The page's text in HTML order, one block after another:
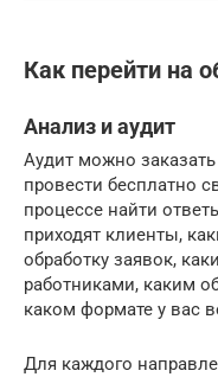
Как перейти на
Анализ и аудит
Аудит можно
провести бесплатно
процессе найти
приходят клиенты,
обработку заявок,
работниками, каким
каком формате у вас
Для каждого